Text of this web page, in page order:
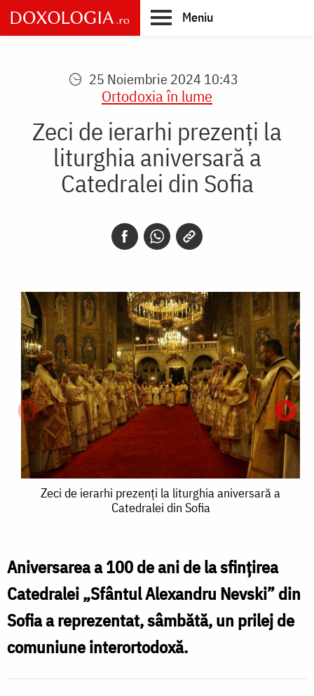
Skip
to
main
Meniu
25 Noiembrie 2024 10:43
Ortodoxia în lume
Zeci de ierarhi prezenți la
liturghia aniversară a
Catedralei din Sofia
Zeci
prezenți
la
liturghia
aniversară
Zeci de ierarhi prezenți la liturghia aniversară a
Catedralei din Sofia
Aniversarea a 100 de ani de la sfințirea
Catedralei „Sfântul Alexandru Nevski” din
Sofia a reprezentat, sâmbătă, un prilej de
comuniune interortodoxă.